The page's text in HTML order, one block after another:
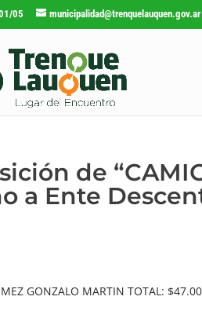
05 municipalidad@trenquelauquen.gov.ar
de
a Ente
GONZALO MARTIN TOTAL: